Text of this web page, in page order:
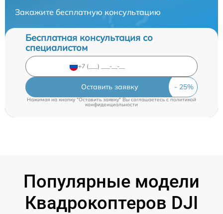
Закажите бесплатную консультацию
Бесплатная консультация со
специалистом
Оставить заявку
Нажимая на кнопку "Оставить заявку" Вы соглашаетесь cполитикой
конфиденциальности
Популярные модели
Квадрокоптеров DJI